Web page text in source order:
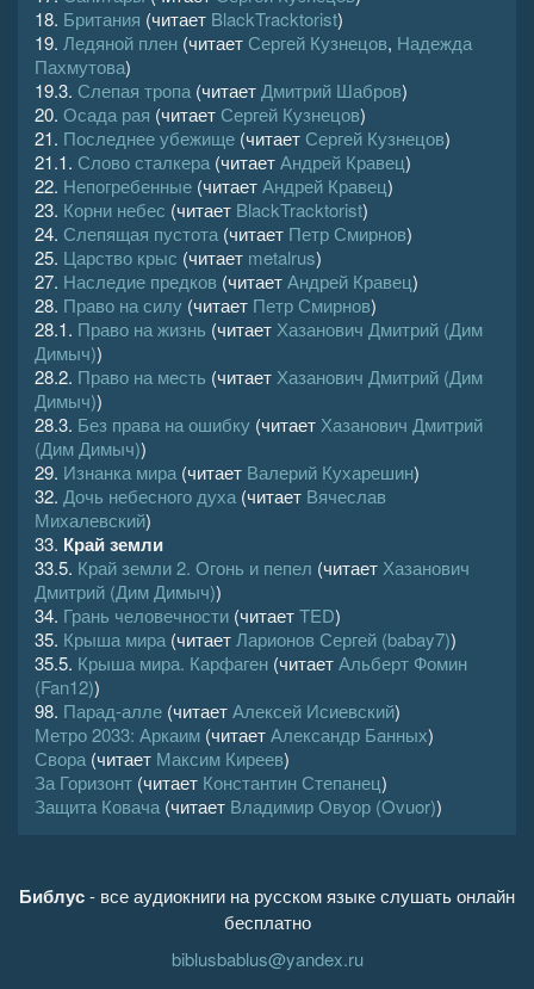
18. Британия (читает BlackTracktorist)
19. Ледяной плен (читает Сергей Кузнецов, Надежда
Пахмутова)
19.3. Слепая тропа (читает Дмитрий Шабров)
20. Осада рая (читает Сергей Кузнецов)
21. Последнее убежище (читает Сергей Кузнецов)
21.1. Слово сталкера (читаетАндрей Кравец)
22. Непогребенные (читаетАндрей Кравец)
23. Корни небес (читает BlackTracktorist)
24. Слепящая пустота (читает Петр Смирнов)
25. Царство крыс (читает metalrus)
27. Наследие предков (читаетАндрей Кравец)
28. Право на силу (читает Петр Смирнов)
28.1. Право на жизнь (читает Хазанович Дмитрий (Дим
Димыч))
28.2. Право на месть (читает Хазанович Дмитрий (Дим
Димыч))
28.3. Без права на ошибку (читает Хазанович Дмитрий
(Дим Димыч))
29. Изнанка мира (читает Валерий Кухарешин)
32. Дочь небесного духа (читает Вячеслав
Михалевский)
33. Край земли
33.5. Край земли 2. Огонь и пепел (читает Хазанович
Дмитрий (Дим Димыч))
34. Грань человечности (читаетTED)
35. Крыша мира (читает Ларионов Сергей (babay7))
35.5. Крыша мира. Карфаген (читаетАльберт Фомин
(Fan12))
98. Парад-алле (читаетАлексей Исиевский)
Метро 2033: Аркаим (читаетАлександр Банных)
Свора (читает Максим Киреев)
За Горизонт (читает Константин Степанец)
Защита Ковача (читает Владимир Овуор (Ovuor))
Библус- все аудиокниги на русском языке слушать онлайн
бесплатно
biblusbablus@yandex.ru